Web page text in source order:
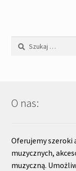
Szukaj:
O nas:
Oferujemy
muzycznych,
muzyczną.